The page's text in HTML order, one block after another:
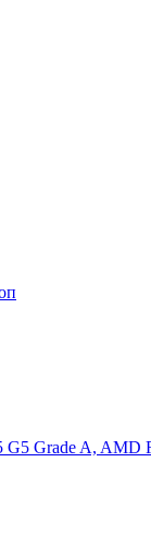
G5 Grade A,